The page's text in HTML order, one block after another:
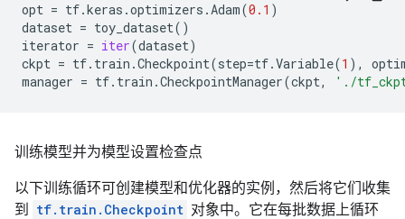
opt = tf.keras .optimizers .Adam(0.1 )
dataset = toy_dataset()
iterator = iter(dataset)
ckpt = tf. train .Checkpoint(step=tf.Variable(1 ),
manager = tf. train .CheckpointManager(ckpt, './
训练模型并为模型设置检查点
以下训练循环可创建模型和优化器的实例，然后将它们收集
到
tf.train.Checkpoint 对象中。它在每批数据上循环